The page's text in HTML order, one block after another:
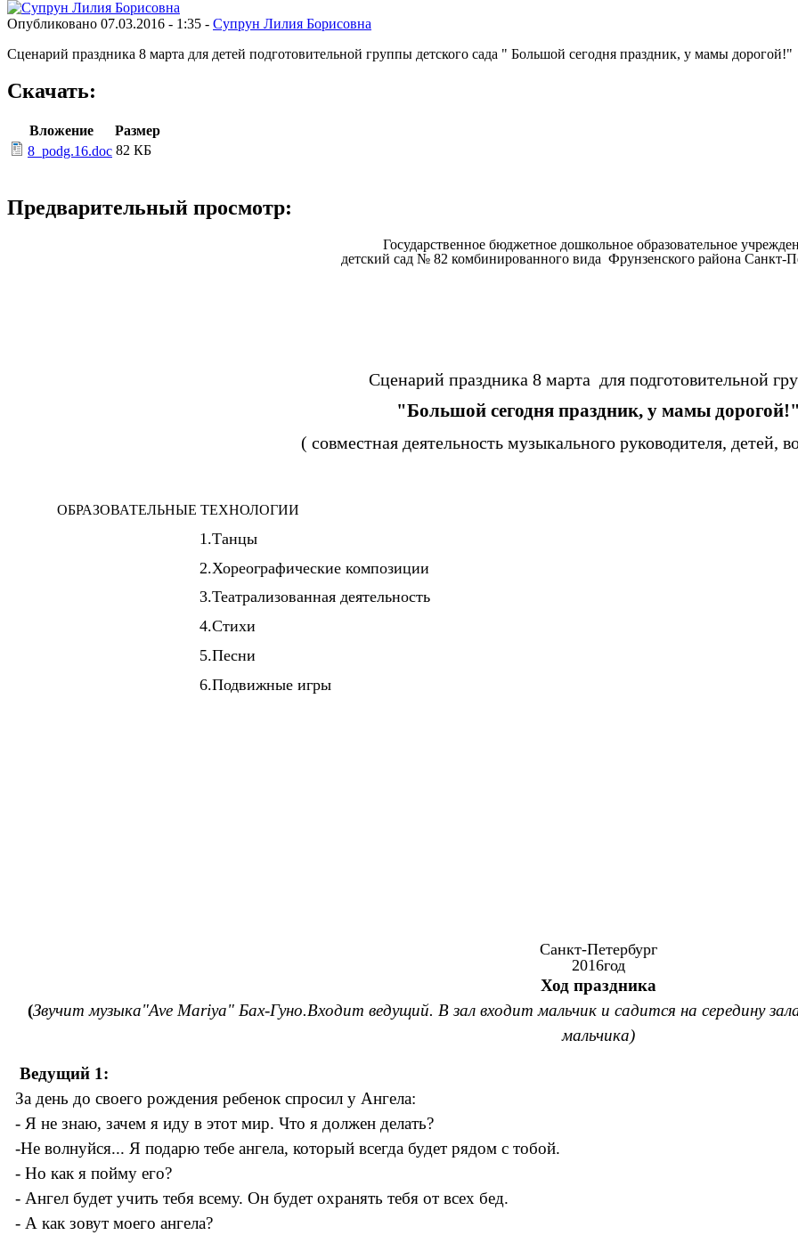
Опубликовано 07.03.2016 - 1:35 - Супрун Лилия Борисовна
Сценарий праздника 8 марта для детей подготовительной группы детского сада " Большой сегодня праздник, у мамы дорогой!"
Скачать:
Вложение
Размер
8_podg.16.doc 82 КБ
Предварительный просмотр:
Государственное бюджетное дошкольное образовательное
детский сад № 82 комбинированного вида Фрунзенского района Санкт-
Сценарий праздника 8 марта для подготовительной
"Большой сегодня праздник, у мамы дорогой!"
( совместная деятельность музыкального руководителя, детей,
ОБРАЗОВАТЕЛЬНЫЕ ТЕХНОЛОГИИ
1.Танцы
2.Хореографические композиции
3.Театрализованная деятельность
4.Стихи
5.Песни
6.Подвижные игры
Санкт-Петербург
2016год
Ход праздника
(Звучит музыка"Ave Mariya" Бах-Гуно.Входит ведущий. В зал входит мальчик и садится на середину
мальчика)
1:
За день до своего рождения ребенок спросил у Ангела:
- Я не знаю, зачем я иду в этот мир. Что я должен делать?
-Не волнуйся... Я подарю тебе ангела, который всегда будет рядом с тобой.
- Но как я пойму его?
- Ангел будет учить тебя всему. Он будет охранять тебя от всех бед.
- А как зовут моего ангела?